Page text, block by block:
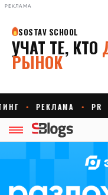
РЕКЛАМА